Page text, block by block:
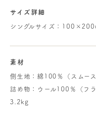
サイズ詳細
シングルサイズ：
素材
側生地：綿100％（スムー
詰め物：ウール100％（フ
3.2kg